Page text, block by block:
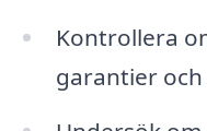
Kontrollera
garantier och